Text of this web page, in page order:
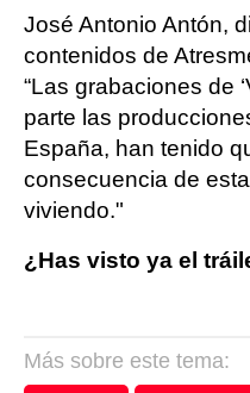
José Antonio Antón,
contenidos de
“Las grabaciones de
parte las
España, han tenido
consecuencia de
viviendo."
¿Has visto ya el
Más sobre este tema: